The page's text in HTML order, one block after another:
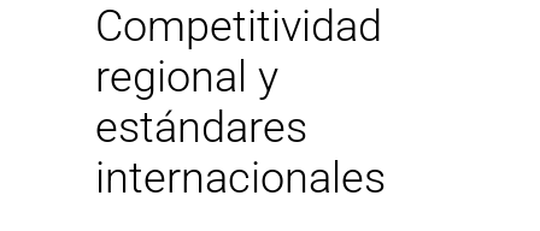
Competitividad
regional y
estándares
internacionales